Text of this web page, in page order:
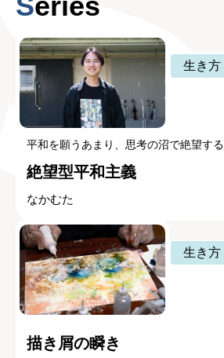
生き方
平和を願うあまり、思考の沼で絶望する
絶望型平和主義
なかむた
生き方
描き屑の瞬き